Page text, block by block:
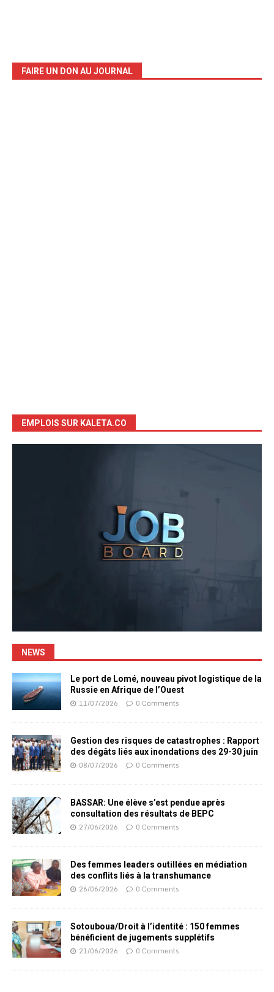
FAIRE UN DON AU JOURNAL
EMPLOIS SUR KALETA.CO
NEWS
Le port de Lomé, nouveau pivot logistique de la
Russie en Afrique de l’Ouest
11/07/2026 0 Comments
Gestion des risques de catastrophes : Rapport
des dégâts liés aux inondations des 29-30 juin
08/07/2026 0 Comments
BASSAR: Une élève s’est pendue après
consultation des résultats de BEPC
27/06/2026 0 Comments
Des femmes leaders outillées en médiation
des conflits liés à la transhumance
26/06/2026 0 Comments
Sotouboua/Droit à l’identité : 150 femmes
bénéficient de jugements supplétifs
21/06/2026 0 Comments